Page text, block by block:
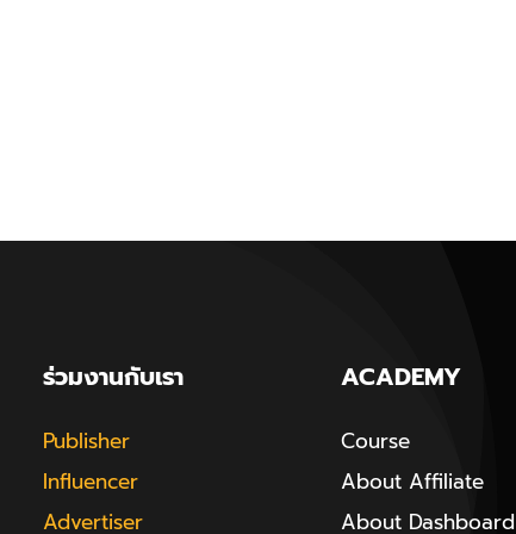
ร่วมงานกับเรา
Publisher
Influencer
Advertiser
ACADEMY
Course
About Affiliate
About Dashboard